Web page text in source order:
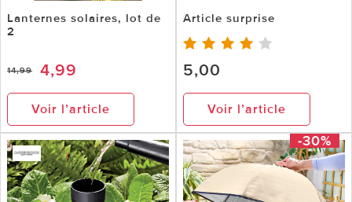
Lanternes solaires, lot de
2
14,99 4,99
Voir l’article
Article surprise
5,00
Voir l’article
-30%